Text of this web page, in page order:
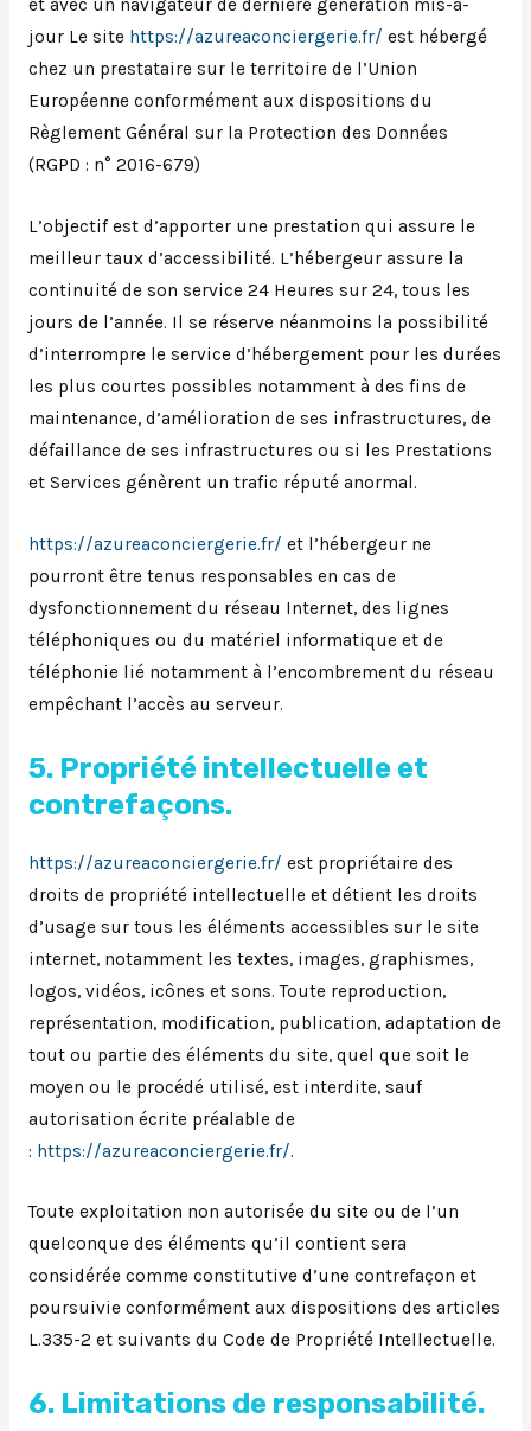
et avec un navigateur de dernière génération mis-à-
jour Le site https://azureaconciergerie.fr/ est hébergé
chez un prestataire sur le territoire de l’Union
Européenne conformément aux dispositions du
Règlement Général sur la Protection des Données
(RGPD : n° 2016-679)
L’objectif est d’apporter une prestation qui assure le
meilleur taux d’accessibilité. L’hébergeur assure la
continuité de son service 24 Heures sur 24, tous les
jours de l’année. Il se réserve néanmoins la possibilité
d’interrompre le service d’hébergement pour les durées
les plus courtes possibles notamment à des fins de
maintenance, d’amélioration de ses infrastructures, de
défaillance de ses infrastructures ou si les Prestations
et Services génèrent un trafic réputé anormal.
https://azureaconciergerie.fr/ et l’hébergeur ne
pourront être tenus responsables en cas de
dysfonctionnement du réseau Internet, des lignes
téléphoniques ou du matériel informatique et de
téléphonie lié notamment à l’encombrement du réseau
empêchant l’accès au serveur.
5. Propriété intellectuelle et
contrefaçons.
https://azureaconciergerie.fr/ est propriétaire des
droits de propriété intellectuelle et détient les droits
d’usage sur tous les éléments accessibles sur le site
internet, notamment les textes, images, graphismes,
logos, vidéos, icônes et sons. Toute reproduction,
représentation, modification, publication, adaptation de
tout ou partie des éléments du site, quel que soit le
moyen ou le procédé utilisé, est interdite, sauf
autorisation écrite préalable de
: https://azureaconciergerie.fr/.
Toute exploitation non autorisée du site ou de l’un
quelconque des éléments qu’il contient sera
considérée comme constitutive d’une contrefaçon et
poursuivie conformément aux dispositions des articles
L.335-2 et suivants du Code de Propriété Intellectuelle.
6. Limitations de responsabilité.